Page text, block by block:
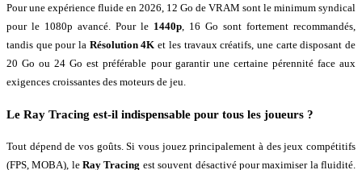
Pour une expérience fluide en 2026, 12 Go de VRAM sont le minimum syndical
pour le 1080p avancé. Pour le 1440p , 16 Go sont fortement recommandés,
tandis que pour la Résolution 4K et les travaux créatifs, une carte disposant de
20 Go ou 24 Go est préférable pour garantir une certaine pérennité face aux
exigences croissantes des moteurs de jeu.
Le Ray Tracing est-il indispensable pour tous les joueurs ?
Tout dépend de vos goûts. Si vous jouez principalement à des jeux compétitifs
(FPS, MOBA), leRay Tracing est souvent désactivé pour maximiser la fluidité.